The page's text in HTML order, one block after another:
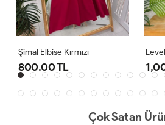
Şimal Elbise Kırmızı
800.00 TL
Çok Satan